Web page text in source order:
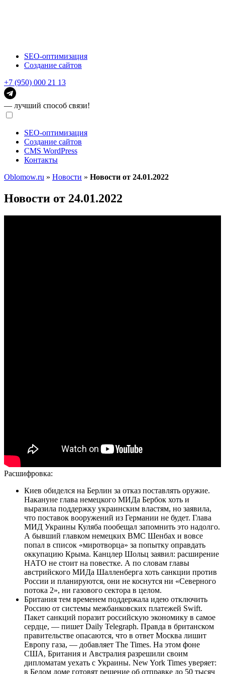
SEO-оптимизация
Создание сайтов
+7 (950) 000 21 13
— лучший способ связи!
SEO-оптимизация
Создание сайтов
CMS WordPress
Контакты
Oblomow.ru » Новости » Новости от 24.01.2022
Новости от 24.01.2022
Расшифровка:
Киев обиделся на Берлин за отказ поставлять оружие.
Накануне глава немецкого МИДа Бербок хоть и
выразила поддержку украинским властям, но заявила,
что поставок вооружений из Германии не будет. Глава
МИД Украины Куляба пообещал запомнить это надолго.
А бывший главком немецких ВМС Шенбах и вовсе
попал в список «миротворца» за попытку оправдать
оккупацию Крыма. Канцлер Шольц заявил: расширение
НАТО не стоит на повестке. А по словам главы
австрийского МИДа Шалленберга хоть санкции против
России и планируются, они не коснутся ни «Северного
потока 2», ни газового сектора в целом.
Британия тем временем поддержала идею отключить
Россию от системы межбанковских платежей Swift.
Пакет санкций поразит российскую экономику в самое
сердце, — пишет Daily Telegraph. Правда в британском
правительстве опасаются, что в ответ Москва лишит
Европу газа, — добавляет The Times. На этом фоне
США, Британия и Австралия разрешили своим
дипломатам уехать с Украины. New York Times уверяет:
в Белом доме готовят решение об отправке до 50 тысяч